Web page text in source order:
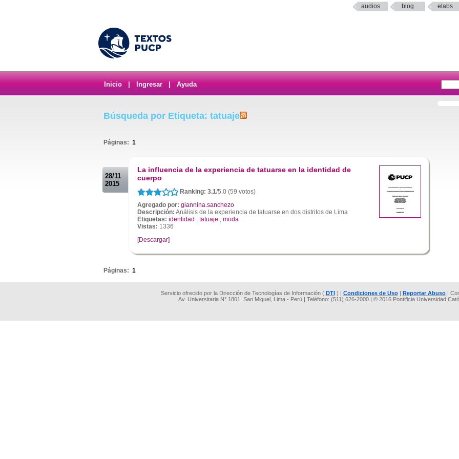
audios blog elabs
Inicio Ingresar Ayuda
Búsqueda por Etiqueta: tatuaje
Páginas: 1
28/11
2015
La influencia de la experiencia de tatuarse en la identidad de
cuerpo
Ranking: 3.1/5.0 (59 votos)
Agregado por: giannina.sanchezo
Descripción: Análisis de la experiencia de tatuarse en dos distritos de Lima
Etiquetas: identidad , tatuaje , moda
Vistas: 1336
[Descargar]
Páginas: 1
Servicio ofrecido por la Dirección de Tecnologías de Información ( DTI) | Condiciones de Uso| Reportar Abuso|
Av. Universitaria N° 1801, San Miguel, Lima - Perú | Teléfono: (511) 626-2000 | © 2016 Pontificia Universidad